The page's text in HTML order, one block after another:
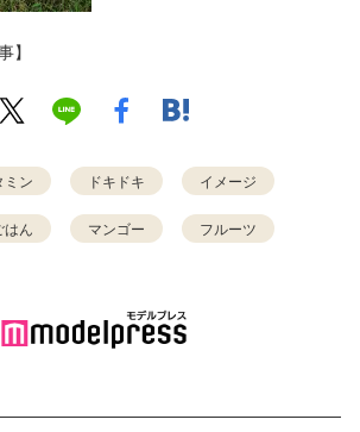
】
ミン ドキドキ イメージ
はん マンゴー フルーツ